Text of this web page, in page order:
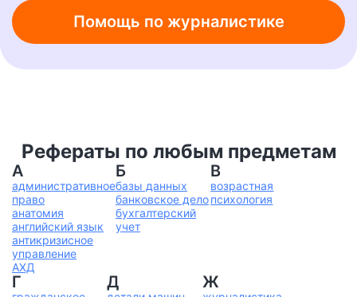
Шпаргалки
Бизнес-план
Ответы на вопросы
от 400 руб.
А также любую другую
учебную работу!
от 200 руб.
Помощь по журналистике
Рефераты по любым предметам
А
административное
право
анатомия
английский язык
антикризисное
управление
АХД
Б
базы данных
банковское дело
бухгалтерский
учет
В
возрастная
психология
Г Д Ж